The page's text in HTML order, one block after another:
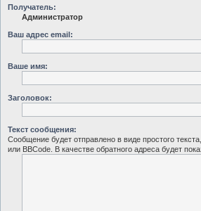
Получатель:
Администратор
Ваш адрес email:
Ваше имя:
Заголовок:
Текст сообщения:
Сообщение будет отправлено в виде простого
или BBCode. В качестве обратного адреса будет